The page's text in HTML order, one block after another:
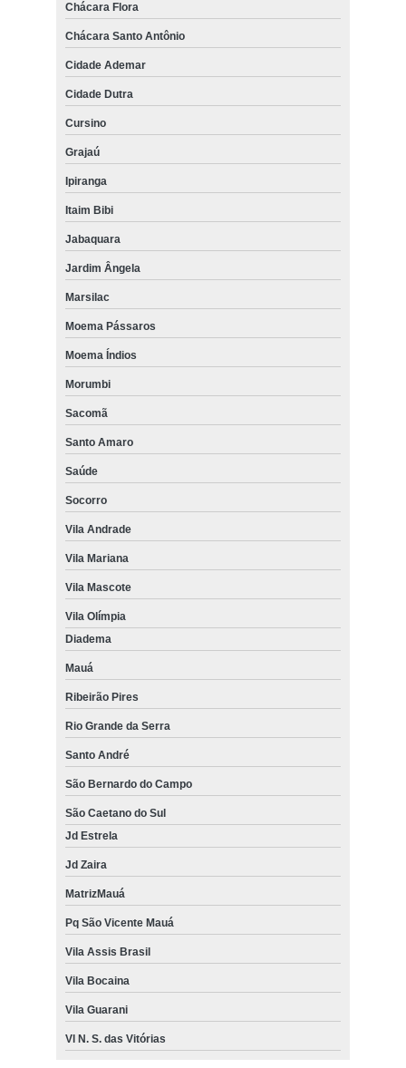
Chácara Flora
Chácara Santo Antônio
Cidade Ademar
Cidade Dutra
Cursino
Grajaú
Ipiranga
Itaim Bibi
Jabaquara
Jardim Ângela
Marsilac
Moema Pássaros
Moema Índios
Morumbi
Sacomã
Santo Amaro
Saúde
Socorro
Vila Andrade
Vila Mariana
Vila Mascote
Vila Olímpia
Diadema
Mauá
Ribeirão Pires
Rio Grande da Serra
Santo André
São Bernardo do Campo
São Caetano do Sul
Jd Estrela
Jd Zaira
MatrizMauá
Pq São Vicente Mauá
Vila Assis Brasil
Vila Bocaina
Vila Guarani
Vl N. S. das Vitórias